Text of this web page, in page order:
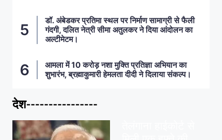
डॉ. अंबेडकर प्रतिमा स्थल पर निर्माण सामाग्री से फैली
गंदगी, दलित नेत्री सीमा अतुलकर ने दिया आंदोलन का
अल्टीमेटम।
आमला में 10 करोड़ नशा मुक्ति प्रतिज्ञा अभियान का
शुभारंभ, ब्रह्माकुमारी हेमलता दीदी ने दिलाया संकल्प।
देश----------------